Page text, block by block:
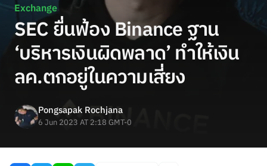
Exchange
SEC ยื่นฟ้อง Binance ฐาน
‘บริหารเงินผิดพลาด’ ทำให้เงิน
ลค.ตกอยู่ในความเสี่ยง
Pongsapak Rochjana
6 Jun 2023 AT 2:18 GMT-0